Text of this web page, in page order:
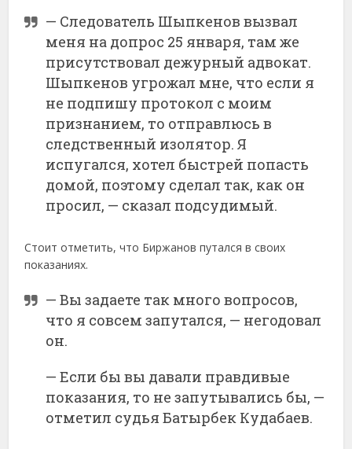
— Следователь Шыпкенов вызвал
меня на допрос 25 января, там же
присутствовал дежурный адвокат.
Шыпкенов угрожал мне, что если я
не подпишу протокол с моим
признанием, то отправлюсь в
следственный изолятор. Я
испугался, хотел быстрей попасть
домой, поэтому сделал так, как он
просил, — сказал подсудимый.
Стоит отметить, что Биржанов путался в своих
показаниях.
— Вы задаете так много вопросов,
что я совсем запутался, — негодовал
он.
— Если бы вы давали правдивые
показания, то не запутывались бы, —
отметил судья Батырбек Кудабаев.